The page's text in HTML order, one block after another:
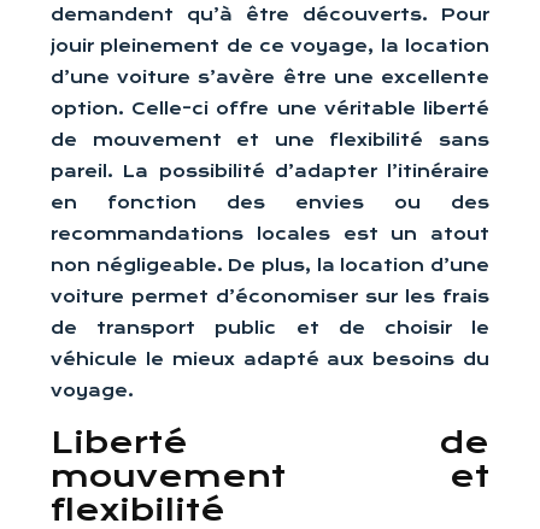
demandent qu’à être découverts. Pour
jouir pleinement de ce voyage, la location
d’une voiture s’avère être une excellente
option. Celle-ci offre une véritable liberté
de mouvement et une flexibilité sans
pareil. La possibilité d’adapter l’itinéraire
en fonction des envies ou des
recommandations locales est un atout
non négligeable. De plus, la location d’une
voiture permet d’économiser sur les frais
de transport public et de choisir le
véhicule le mieux adapté aux besoins du
voyage.
Liberté de
mouvement et
flexibilité